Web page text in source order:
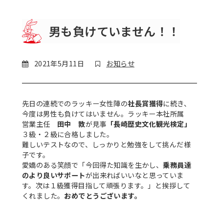
男も負けていません！！
2021年5月11日 お知らせ
先日の連続でのラッキー女性陣の社長賞獲得に続き、
今度は男性も負けてはいません。ラッキー本社所属
営業主任 田中 敦が見事 「長崎歴史文化観光検定」
３級・２級に合格しました。
難しいテストなので、しっかりと勉強をして挑んだ様
子です。
愛嬌のある笑顔で「今回得た知識を生かし、乗務員達
のより良いサポートが出来ればいいなと思っていま
す。次は１級獲得目指して頑張ります。」と挨拶して
くれました。 おめでとうございます。